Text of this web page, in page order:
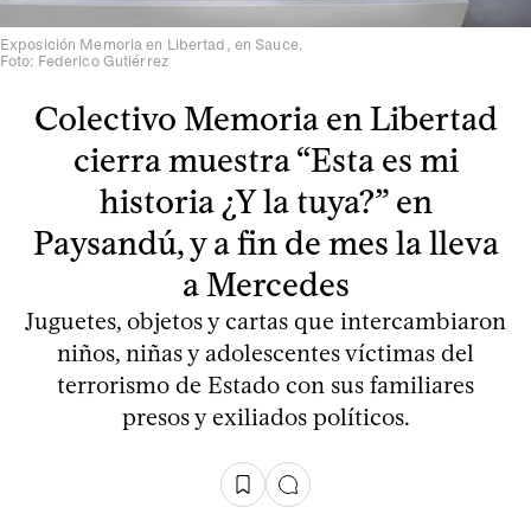
Exposición Memoria en Libertad, en Sauce.
Foto: Federico Gutiérrez
Colectivo Memoria en Libertad
cierra muestra “Esta es mi
historia ¿Y la tuya?” en
Paysandú, y a fin de mes la lleva
a Mercedes
Juguetes, objetos y cartas que intercambiaron
niños, niñas y adolescentes víctimas del
terrorismo de Estado con sus familiares
presos y exiliados políticos.